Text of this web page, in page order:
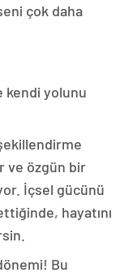
çok daha
kendi yolunu
ve özgün bir
İçsel gücünü
hayatını
Bu